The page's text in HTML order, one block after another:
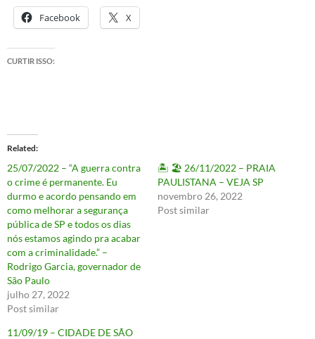
Facebook X
CURTIR ISSO:
Related
25/07/2022 – “A guerra contra
o crime é permanente. Eu
durmo e acordo pensando em
como melhorar a segurança
pública de SP e todos os dias
nós estamos agindo pra acabar
com a criminalidade.” –
Rodrigo Garcia, governador de
São Paulo
julho 27, 2022
Post similar
🏝 🏖 26/11/2022 – PRAIA
PAULISTANA – VEJA SP
novembro 26, 2022
Post similar
11/09/19 – CIDADE DE SÃO